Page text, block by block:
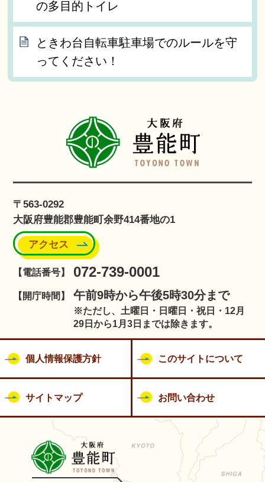
の多目的トイレ
ときわ台自転車駐車場でのルールを守
ってください！
〒563-0292
大阪府豊能郡豊能町余野414番地の1
アクセス
【電話番号】 072-739-0001
【開庁時間】 午前9時から午後5時30分まで
※ただし、土曜日・日曜日・祝日・12月
29日から1月3日までは除きます。
個人情報保護方針 このサイトについて
サイトマップ お問い合わせ